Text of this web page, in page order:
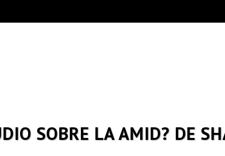
SOBRE LA AMID? DE